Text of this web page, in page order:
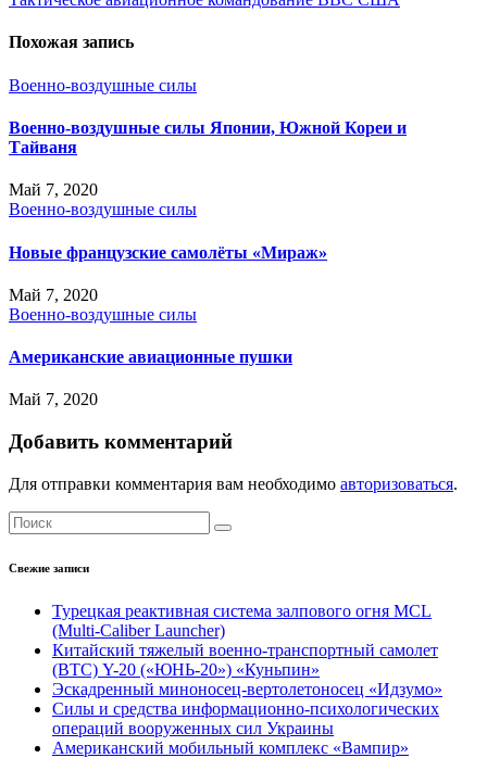
Похожая запись
Военно-воздушные силы
Военно-воздушные силы Японии, Южной Кореи и
Тайваня
Май 7, 2020
Военно-воздушные силы
Новые французские самолёты «Мираж»
Май 7, 2020
Военно-воздушные силы
Американские авиационные пушки
Май 7, 2020
Добавить комментарий
Для отправки комментария вам необходимо авторизоваться.
Свежие записи
Турецкая реактивная система залпового огня MCL
(Multi-Caliber Launcher)
Китайский тяжелый военно-транспортный самолет
(BTC) Y-20 («ЮНЬ-20») «Куньпин»
Эскадренный миноносец-вертолетоносец «Идзумо»
Силы и средства информационно-психологических
операций вооруженных сил Украины
Американский мобильный комплекс «Вампир»